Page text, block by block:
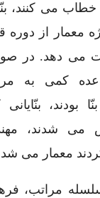
می کنند،
معمار از دوره
می دهد. در
عده کمی به
بودند،
می شدند،
معمار می
مراتب،